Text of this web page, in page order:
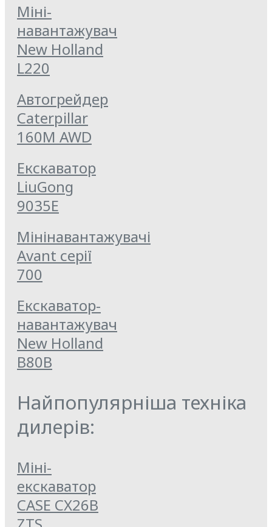
Міні-
навантажувач
New Holland
L220
Автогрейдер
Caterpillar
160M AWD
Екскаватор
LiuGong
9035E
Мінінавантажувачі
Avant серії
700
Екскаватор-
навантажувач
New Holland
B80B
Найпопулярніша техніка
дилерів:
Міні-
екскаватор
CASE CX26B